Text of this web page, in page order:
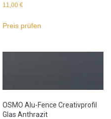
11,00€
Preis prüfen
OSMO Alu-Fence Creativprofil
Glas Anthrazit